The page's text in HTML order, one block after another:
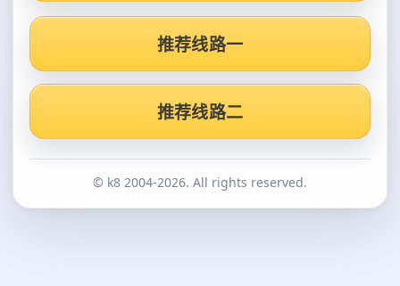
推荐线路一
推荐线路二
© k8 2004-2026. All rights reserved.